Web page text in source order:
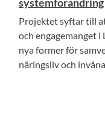
Projektet syftar till
och engagemanget i
nya former för
näringsliv och